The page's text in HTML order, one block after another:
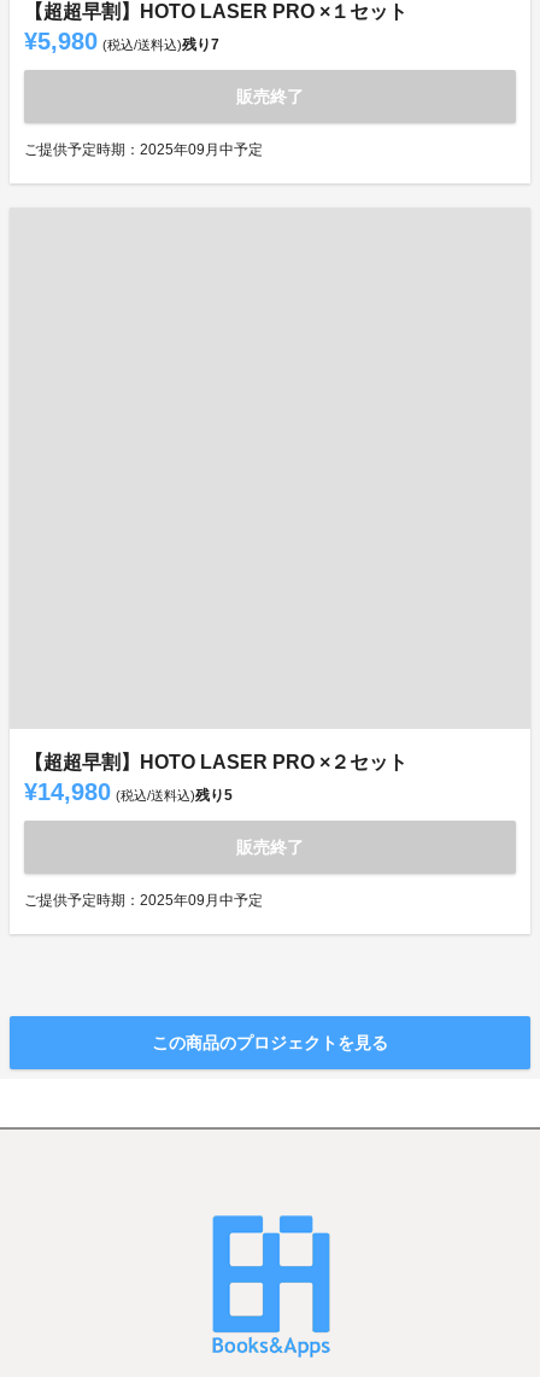
【超超早割】HOTO LASER PRO ×１セット
¥5,980 (税込/送料込)残り7
販売終了
ご提供予定時期：2025年09月中予定
【超超早割】HOTO LASER PRO ×２セット
¥14,980 (税込/送料込)残り5
販売終了
ご提供予定時期：2025年09月中予定
この商品のプロジェクトを見る